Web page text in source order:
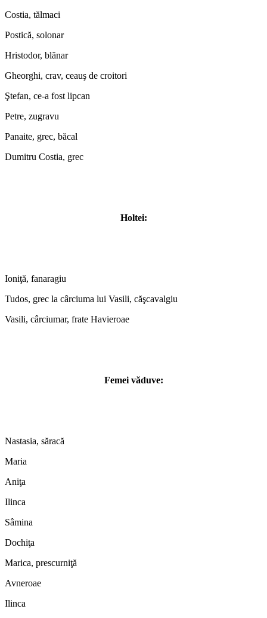
Costia, tălmaci
Postică, solonar
Hristodor, blănar
Gheorghi, crav, ceauş de croitori
Ştefan, ce-a fost lipcan
Petre, zugravu
Panaite, grec, băcal
Dumitru Costia, grec
Holtei:
Ioniţă, fanaragiu
Tudos, grec la cârciuma lui Vasili, căşcavalgiu
Vasili, cârciumar, frate Havieroae
Femei văduve:
Nastasia, săracă
Maria
Aniţa
Ilinca
Sâmina
Dochiţa
Marica, prescurniţă
Avneroae
Ilinca